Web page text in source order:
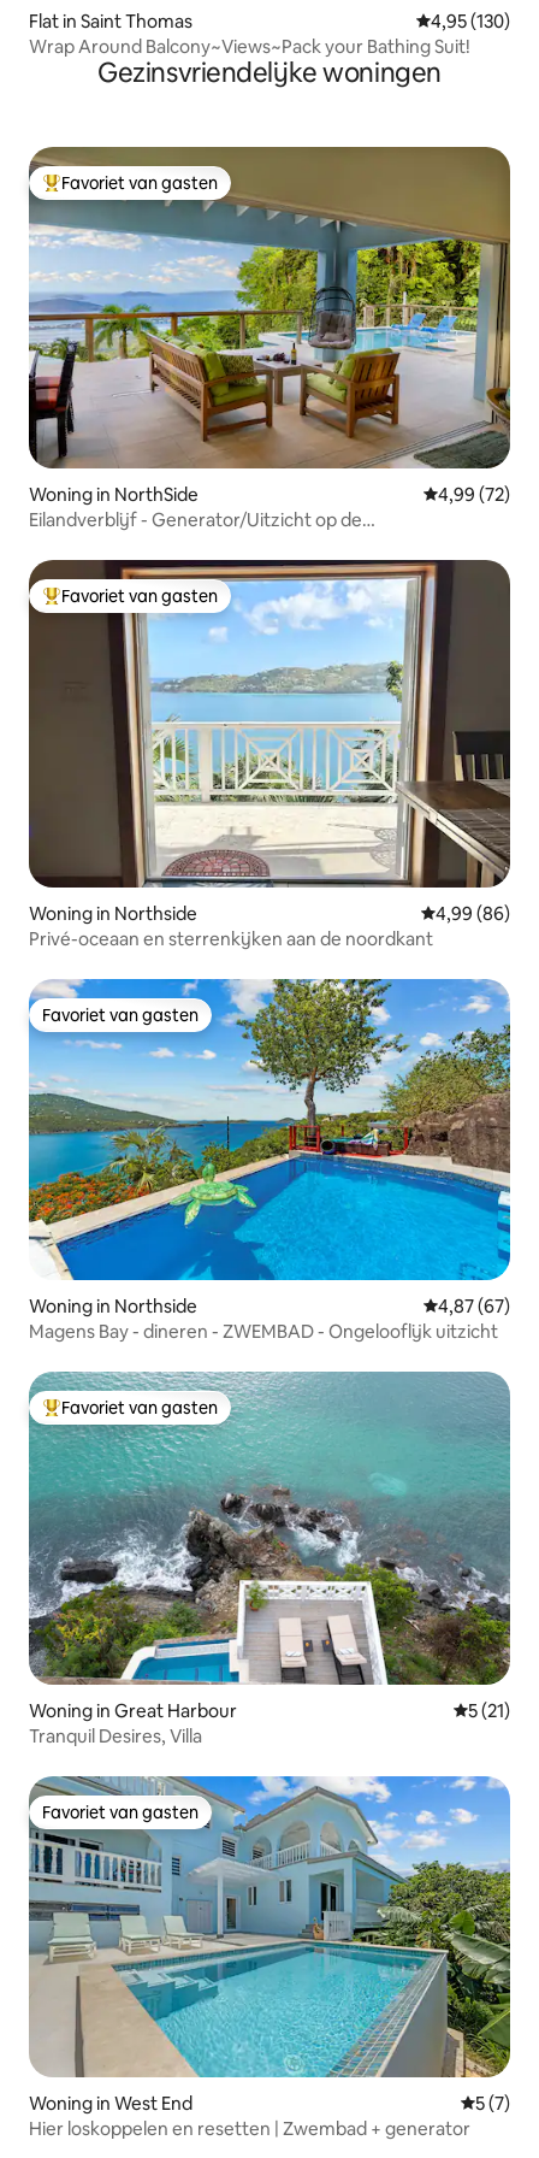
Flat in Saint Thomas Gemiddelde
4,95 (130)
Wrap Around Balcony~Views~Pack your Bathing Suit!
Gezinsvriendelijke woningen
Topfavoriet van gasten
Favoriet van gasten
Woning in NorthSide Gemiddelde
4,99 (72)
Eilandverblijf - Generator/Uitzicht op de
Topfavoriet van gasten
Favoriet van gasten
Woning in Northside Gemiddelde
4,99 (86)
Privé-oceaan en sterrenkijken aan de noordkant
Favoriet van gasten
Favoriet van gasten
Woning in Northside Gemiddelde
4,87 (67)
Magens Bay - dineren - ZWEMBAD - Ongelooflijk uitzicht
Topfavoriet van gasten
Favoriet van gasten
Woning in Great Harbour
5 (21)
Tranquil Desires, Villa
Favoriet van gasten
Favoriet van gasten
Woning in West End
5 (7)
Hier loskoppelen en resetten | Zwembad + generator